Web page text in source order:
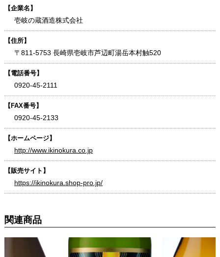
【企業名】
壱岐の蔵酒造株式会社
【住所】
〒811-5753 長崎県壱岐市芦辺町湯岳本村触520
【電話番号】
0920-45-2111
【FAX番号】
0920-45-2133
【ホームページ】
http://www.ikinokura.co.jp
【販売サイト】
https://ikinokura.shop-pro.jp/
関連商品